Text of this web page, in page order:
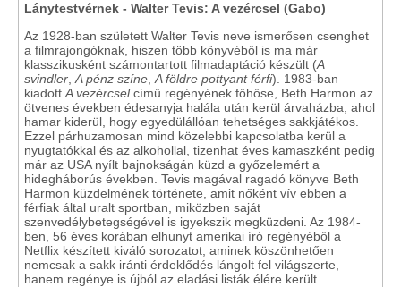
Lánytestvérnek - Walter Tevis: A vezércsel (Gabo)
Az 1928-ban született Walter Tevis neve ismerősen csenghet
a filmrajongóknak, hiszen több könyvéből is ma már
klasszikusként számontartott filmadaptáció készült (A
svindler A pénz színe A földre pottyant férfi). 1983-ban
kiadott A vezércselcímű regényének főhőse, Beth Harmon az
ötvenes években édesanyja halála után kerül árvaházba, ahol
hamar kiderül, hogy egyedülállóan tehetséges sakkjátékos.
Ezzel párhuzamosan mind közelebbi kapcsolatba kerül a
nyugtatókkal és az alkohollal, tizenhat éves kamaszként pedig
már az USA nyílt bajnokságán küzd a győzelemért a
hidegháborús években. Tevis magával ragadó könyve Beth
Harmon küzdelmének története, amit nőként vív ebben a
férfiak által uralt sportban, miközben saját
szenvedélybetegségével is igyekszik megküzdeni. Az 1984-
ben, 56 éves korában elhunyt amerikai író regényéből a
Netflix készített kiváló sorozatot, aminek köszönhetően
nemcsak a sakk iránti érdeklődés lángolt fel világszerte,
hanem regénye is újból az eladási listák élére került.